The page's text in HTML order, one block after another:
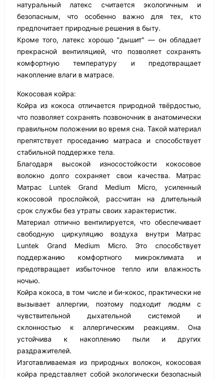
натуральный латекс считается экологичным и
безопасным, что особенно важно для тех, кто
предпочитает природные решения в быту.
Кроме того, латекс хорошо "дышит" — он обладает
прекрасной вентиляцией, что позволяет сохранять
комфортную температуру и предотвращает
накопление влаги в матрасе.
Кокосовая койра:
Койра из кокоса отличается природной твёрдостью,
что позволяет сохранять позвоночник в анатомически
правильном положении во время сна. Такой материал
препятствует проседанию матраса и способствует
стабильной поддержке тела.
Благодаря высокой износостойкости кокосовое
волокно долго сохраняет свои качества. Матрас
Матрас Luntek Grand Medium Micro, усиленный
кокосовой прослойкой, рассчитан на длительный
срок службы без утраты своих характеристик.
Материал отлично вентилируется, что обеспечивает
свободную циркуляцию воздуха внутри Матрас
Luntek Grand Medium Micro. Это способствует
поддержанию комфортного микроклимата и
предотвращает избыточное тепло или влажность
ночью.
Койра кокоса, в том числе и би-кокос, практически не
вызывает аллергии, поэтому подходит людям с
чувствительной дыхательной системой и
склонностью к аллергическим реакциям. Она
устойчива к накоплению пыли и других
раздражителей.
Изготавливаемая из природных волокон, кокосовая
койра представляет собой экологически безопасный